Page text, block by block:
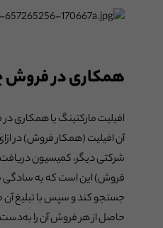
همکاری در
افیلیت مارکتینگ یا همکاری
آن افیلیت (همکار فروش) در
شرکتی دیگر، کمیسیون
فروش) این است که به سادگی
جستجو کند و سپس با تبلیغ
حاصل از هر فروش آن را